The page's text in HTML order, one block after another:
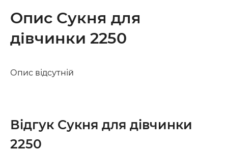
Опис Сукня для
дівчинки 2250
Опис відсутній
Відгук Сукня для дівчинки
2250